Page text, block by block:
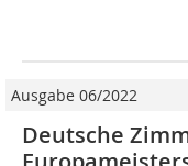
Ausgabe 06/2022
Deutsche